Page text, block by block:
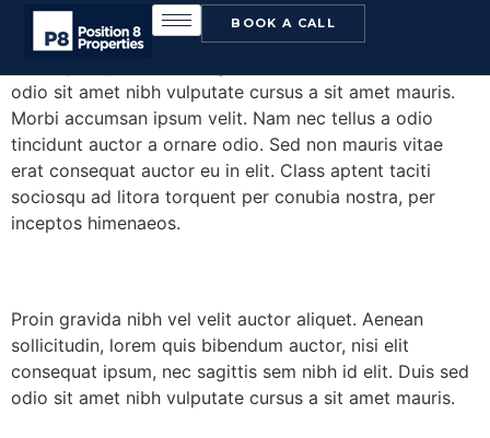
BOOK A CALL
Proin gravida nibh vel velit auctor aliquet. Aenean
sollicitudin, lorem quis bibendum auctor, nisi elit
odio sit amet nibh vulputate cursus a sit amet mauris.
Morbi accumsan ipsum velit. Nam nec tellus a odio
tincidunt auctor a ornare odio. Sed non mauris vitae
erat consequat auctor eu in elit. Class aptent taciti
sociosqu ad litora torquent per conubia nostra, per
inceptos himenaeos.
Proin gravida nibh vel velit auctor aliquet. Aenean
sollicitudin, lorem quis bibendum auctor, nisi elit
consequat ipsum, nec sagittis sem nibh id elit. Duis sed
odio sit amet nibh vulputate cursus a sit amet mauris.